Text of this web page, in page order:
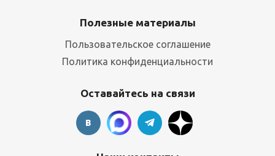
Полезные материалы
Пользовательское соглашение
Политика конфиденциальности
Оставайтесь на связи